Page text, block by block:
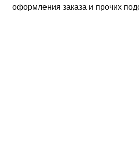
оформления заказа и прочих